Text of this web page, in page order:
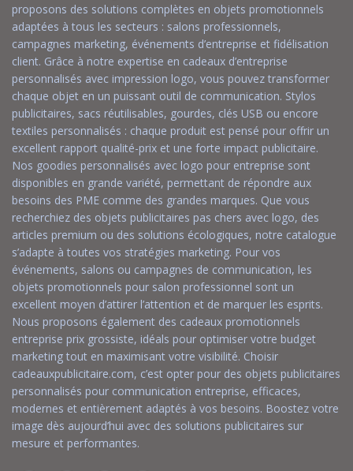
proposons des solutions complètes en objets promotionnels
adaptées à tous les secteurs : salons professionnels,
campagnes marketing, événements d’entreprise et fidélisation
client. Grâce à notre expertise en cadeaux d’entreprise
personnalisés avec impression logo, vous pouvez transformer
chaque objet en un puissant outil de communication. Stylos
publicitaires, sacs réutilisables, gourdes, clés USB ou encore
textiles personnalisés : chaque produit est pensé pour offrir un
excellent rapport qualité-prix et une forte impact publicitaire.
Nos goodies personnalisés avec logo pour entreprise sont
disponibles en grande variété, permettant de répondre aux
besoins des PME comme des grandes marques. Que vous
recherchiez des objets publicitaires pas chers avec logo, des
articles premium ou des solutions écologiques, notre catalogue
s’adapte à toutes vos stratégies marketing. Pour vos
événements, salons ou campagnes de communication, les
objets promotionnels pour salon professionnel sont un
excellent moyen d’attirer l’attention et de marquer les esprits.
Nous proposons également des cadeaux promotionnels
entreprise prix grossiste, idéals pour optimiser votre budget
marketing tout en maximisant votre visibilité. Choisir
cadeauxpublicitaire.com, c’est opter pour des objets publicitaires
personnalisés pour communication entreprise, efficaces,
modernes et entièrement adaptés à vos besoins. Boostez votre
image dès aujourd’hui avec des solutions publicitaires sur
mesure et performantes.